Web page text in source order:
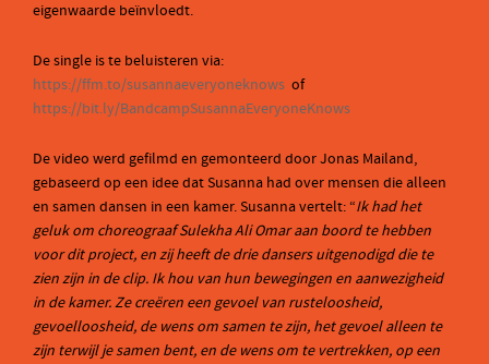
eigenwaarde beïnvloedt.
De single is te beluisteren via:
https://ffm.to/susannaeveryoneknows of
https://bit.ly/BandcampSusannaEveryoneKnows
De video werd gefilmd en gemonteerd door Jonas Mailand,
gebaseerd op een idee dat Susanna had over mensen die alleen
en samen dansen in een kamer. Susanna vertelt: “Ik had het
geluk om choreograaf Sulekha Ali Omar aan boord te hebben
voor dit project, en zij heeft de drie dansers uitgenodigd die te
zien zijn in de clip. Ik hou van hun bewegingen en aanwezigheid
in de kamer. Ze creëren een gevoel van rusteloosheid,
gevoelloosheid, de wens om samen te zijn, het gevoel alleen te
zijn terwijl je samen bent, en de wens om te vertrekken, op een